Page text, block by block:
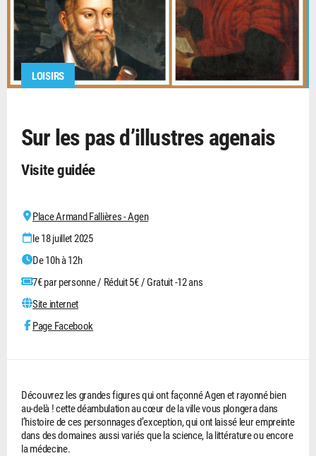
LOISIRS
Sur les pas d’illustres agenais
Visite guidée
Place Armand Fallières - Agen
le 18 juillet 2025
De 10h à 12h
7€ par personne / Réduit 5€ / Gratuit -12 ans
Site internet
Page Facebook
Découvrez les grandes figures qui ont façonné Agen et rayonné bien
au-delà ! cette déambulation au cœur de la ville vous plongera dans
l’histoire de ces personnages d’exception, qui ont laissé leur empreinte
dans des domaines aussi variés que la science, la littérature ou encore
la médecine.